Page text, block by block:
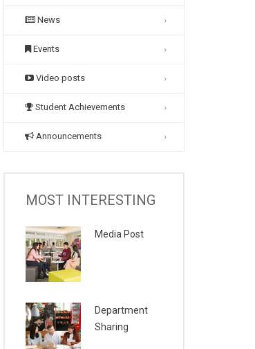
News
Events
Video posts
Student Achievements
Announcements
MOST INTERESTING
Media Post
Department
Sharing